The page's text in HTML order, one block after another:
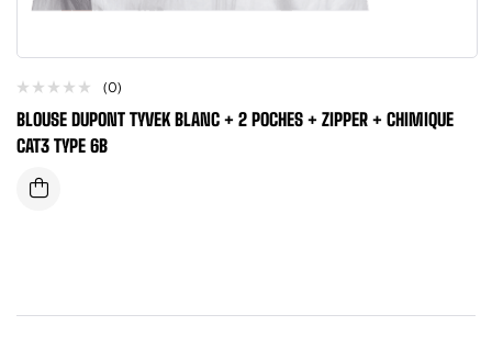
(0)
BLOUSE DUPONT TYVEK BLANC + 2 POCHES + ZIPPER + CHIMIQUE
CAT3 TYPE 6B